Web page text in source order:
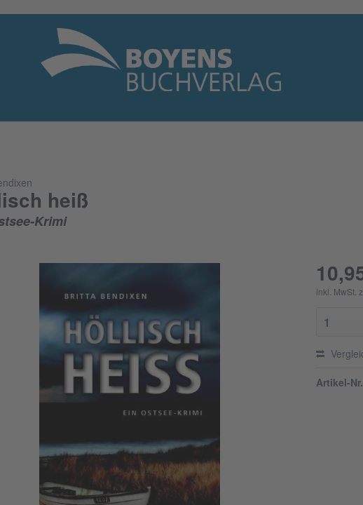
heiß
Krimi
inkl. MwSt.
1
Artikel-